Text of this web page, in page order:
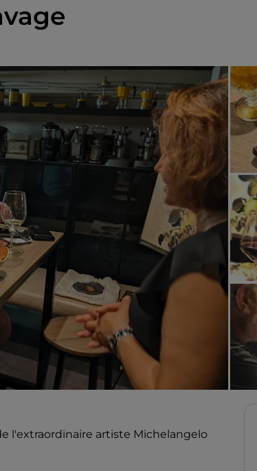
l'extraordinaire artiste Michelangelo